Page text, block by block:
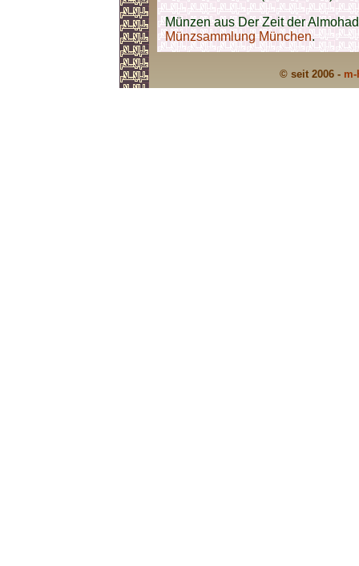
Münzen aus Der Zeit der
Münzsammlung München.
© seit 2006 -